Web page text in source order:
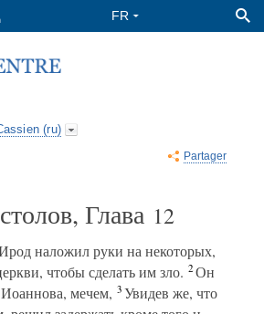
(ru)
Partager
Глава 12
наложил руки на некоторых,
чтобы сделать им зло. 2Он
мечем, 3Увидев же, что